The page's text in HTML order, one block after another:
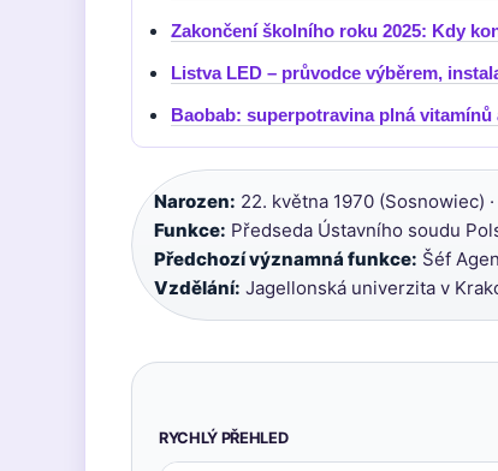
Zakončení školního roku 2025: Kdy
Listva LED – průvodce výběrem,
Baobab: superpotravina plná vitamínů
Narozen: 22. května 1970 (Sosnowiec) ·
Funkce: Předseda Ústavního soudu
Předchozí významná funkce: Šéf
Vzdělání: Jagellonská univerzita v
RYCHLÝ PŘEHLED